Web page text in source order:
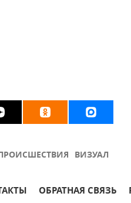
ВИЗУАЛ
ОБРАТНАЯ СВЯЗЬ